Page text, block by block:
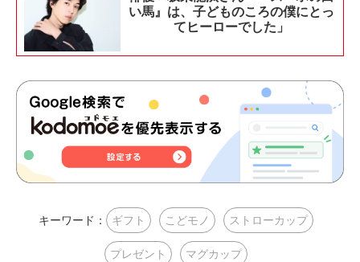
い馬』は、子どものころの僕にとっ
てヒーローでした」
キーワード： ギフト こどモノ ストローカップ
プレゼント マグカップ